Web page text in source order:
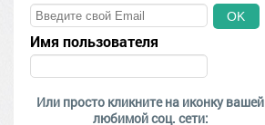
OK
Имя пользователя
Или просто кликните на иконку вашей
любимой соц. сети: